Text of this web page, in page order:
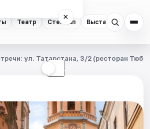
Театр Стендап Выставки
×
☾
ул. Татарстана, 3/2 (ресторан